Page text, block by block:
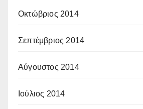
Οκτώβριος 2014
Σεπτέμβριος 2014
Αύγουστος 2014
Ιούλιος 2014